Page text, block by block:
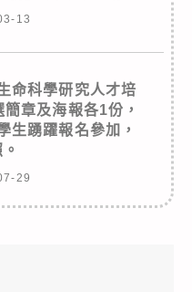
13
命科學研究人才培
章及海報各1份，
生踴躍報名參加，
29